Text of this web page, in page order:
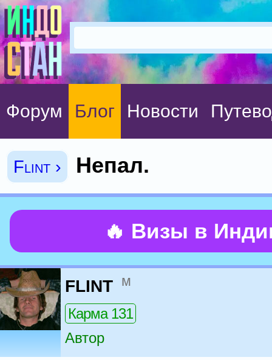
Форум Блог Новости
Flint › Непал.
🔥 Визы в
FLINT м
Карма 131
Автор